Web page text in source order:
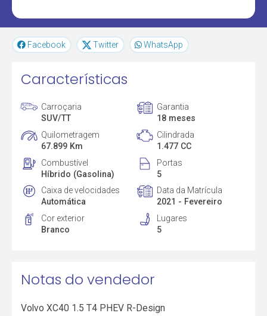
Facebook Twitter WhatsApp
Características
Carroçaria
SUV/TT
Garantia
18 meses
Quilometragem
67.899 Km
Cilindrada
1.477 CC
Combustível
Híbrido (Gasolina)
Portas
5
Caixa de velocidades
Automática
Data da Matrícula
2021 - Fevereiro
Cor exterior
Branco
Lugares
5
Notas do vendedor
Volvo XC40 1.5 T4 PHEV R-Design